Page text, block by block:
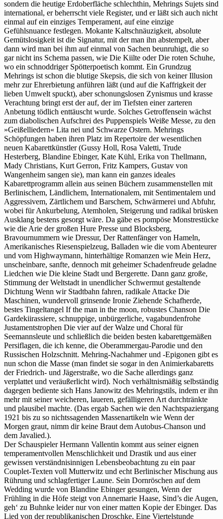
sondern die heutige Erdoberfläche schlechthin, Mehrings Sujets sind
international, er beherrscht viele Register, und er läßt sich auch nicht
einmal auf ein einziges Temperament, auf eine einzige
Gefühlsnuance festlegen. Mokante Kaltschnäuzigkeit, absolute
Gemütslosigkeit ist die Signatur, mit der man ihn abstempelt, aber
dann wird man bei ihm auf einmal von Sachen beunruhigt, die so
gar nicht ins Schema passen, wie Die Kiilte oder Die roten Schuhe,
wo ein schnoddriger Spötterpoetisch kommt. Ein Grundzug
Mehrings ist schon die blutige Skepsis, die sich von keiner Illusion
mehr zur Ehrerbietung anführen läßt (und auf die Kaffrigkeit der
lieben Umwelt spuckt), aber schonungslosen Zynismus und krasse
Verachtung bringt erst der auf, der im Tiefsten einer zarteren
Anbetung tödlich enttäuscht wurde. Solches Getroffensein wächst
zum diabolischen Aufschrei des Puppenspiels Weiße Messe, zu den
»Geißelliedern« Lita nei und Schwarze Ostern. Mehrings
Schöpfungen haben ihren Platz im Repertoire der wesentlichen
neuen Kabarettkünstler (Gussy Holl, Rosa Valetti, Trude
Hesterberg, Blandine Ebinger, Kate Kühl, Erika von Thellmann,
Mady Christians, Kurt Gerron, Fritz Kampers, Gustav von
Wangenheim sangen sie), man kann ein ganzes ideales
Kabarettprogramm allein aus seinen Büchern zusammenstellen mit
Berlinischem, Ländlichem, Internationalem, mit Sentimentalem und
Aggressivem, Zärtlichem und Barschem, Schwärmerei und Abfuhr,
wobei für Ankurbelung, Atemholen, Steigerung und radikal brüsken
Ausklang bestens gesorgt wäre. Da gäbe es pompöse Monstrestücke
wie die Arie der großen Hure Presse und Blocksberg,
Bravournummern wie Dressur, Der Rattenfänger von Hameln,
Amerikanisches Riesenspielzeug, Balladen wie die vom Abenteurer
und vom Highwaymann, hinterhältige Romanzen wie Mein Herz,
unscheinbare, sanfte, dennoch mit geheimer Schadenfreude geladne
Liedchen wie Die kleine Stadt und Bergerette. Dann ganz große,
Stimmung der Weltstadt in unendlicher Schwermut gestaltende
Dichtung Wenn wir Stadtbahn fahren, radikale Attacke Die
Maschinen, wundervoll grinsende Ironie Ziehende Schafherde,
bestes Tingeltangel If the man in the moon, robustes Chanson Die
Gardekiirassiere, schnuppige, unbürgerliche, vagabundenfrohe
Justamentstrophen Die vier auf der Walze und Choral für
Seemannsleute und schließlich die beiden besten kabarettgemäßen
Persiflagen, die ich kenne, die Oberammergau-Parodie und den
Russischen Holzschnitt. Mehring-Nachahmer und -Epigonen gibt es
nun schon die Masse (man findet sie sogar in den Animierkabaretts
der Friedrich- und Jägerstraße, wo die Sache allerdings ganz
verplattet und veräußerlicht wird). Noch verhältnismäßig selbständig
dagegen bediente sich Hans Janowitz des Mehringstils, indem er ihn
mehr mit seiner weicheren, laueren, gefälligeren Art durchtränkte
und plausibel machte. (Das ergab Sachen wie den Nachtspaziergang
1921 bis zu so nichtssagenden Massenartikeln wie Wenn der
Morgen graut, nimm dir keine Braut dem Autobus-Chanson und
dem Javalied.).
Der Schauspieler Hermann Vallentin kommt aus seiner eignen
temperamentvollen Menschlichkeit und Drastik und aus einer
gewissen verständnisinnigen Lebensbeobachtung zu ein paar
Couplet-Texten voll Mutterwitz und echt Berlinischer Mischung aus
Rührung und schlagfertiger Laune. Sein Dornröschen auf dem
Wedding wurde von Blandine Ebinger gesungen, Wenn der
Frühling in die Höfe steigt von Annemarie Haase, Sind’s die Augen,
geh‘ zu Buhnke leider nur von einer matten Kopie der Ebinger. Das
Lied von der republikanischen Droschke, Eine Viertelstunde